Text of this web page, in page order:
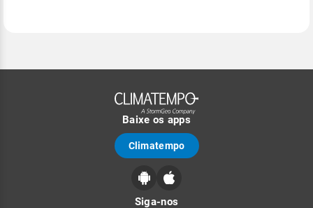
Baixe os apps
Climatempo
Siga-nos